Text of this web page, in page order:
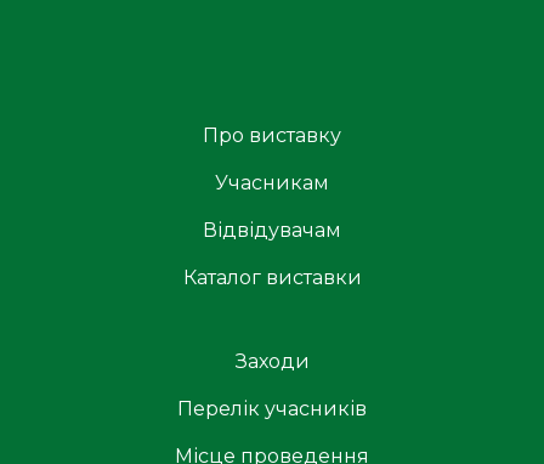
Про виставку
Учасникам
Відвідувачам
Каталог виставки
Заходи
Перелік учасників
Місце проведення